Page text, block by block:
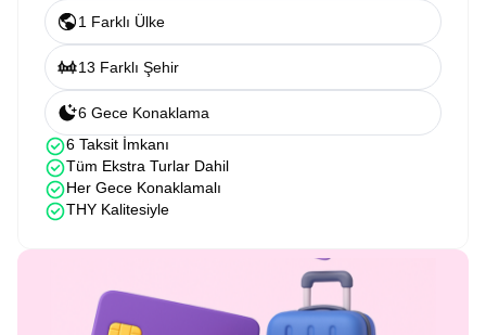
1 Farklı Ülke
13 Farklı Şehir
6 Gece Konaklama
6 Taksit İmkanı
Tüm Ekstra Turlar Dahil
Her Gece Konaklamalı
THY Kalitesiyle